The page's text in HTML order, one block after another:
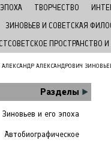
ТВОРЧЕСТВО
ЗИНОВЬЕВ И СОВЕТСКАЯ
ПРОСТРАНСТВО
АЛЕКСАНДРОВИЧ
Разделы
Зиновьев и его эпоха
Автобиографическое